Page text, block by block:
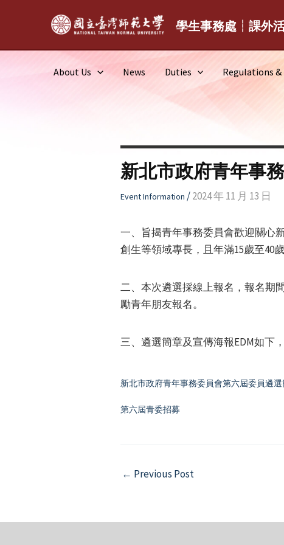
學生事務處┆課外
About Us News Duties Regulations &
新北市政府青年事
Event Information /2024 年 11 月 13 日
一、旨揭青年事務委員會歡迎關心
創生等領域專長，且年滿15歲至40
二、本次遴選採線上報名，報名期
勵青年朋友報名。
三、遴選簡章及宣傳海報EDM如下
新北市政府青年事務委員會第六屆委員遴選
第六屆青委招募
Post
← Previous Post